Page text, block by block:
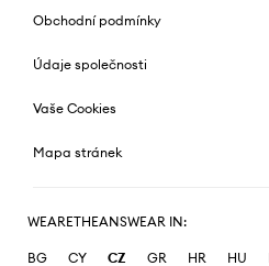
Obchodní podmínky
Údaje společnosti
Vaše Cookies
Mapa stránek
WEARETHEANSWEAR IN:
BG CY CZ GR HR HU